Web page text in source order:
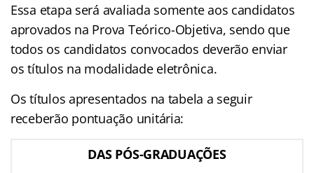
Essa etapa será avaliada somente aos candidatos
aprovados na Prova Teórico-Objetiva, sendo que
todos os candidatos convocados deverão enviar
os títulos na modalidade eletrônica.
Os títulos apresentados na tabela a seguir
receberão pontuação unitária:
DAS PÓS-GRADUAÇÕES